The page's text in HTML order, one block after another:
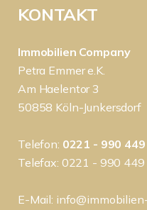
KONTAKT
Immobilien Company
Petra Emmer e.K.
Am Haelentor 3
50858 Köln-Junkersdorf
Telefon: 0221 - 990
Telefax: 0221 - 990 449
E-Mail: